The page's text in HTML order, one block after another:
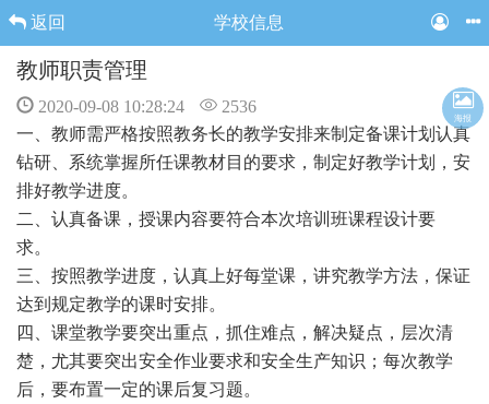
返回 学校信息
教师职责管理
2020-09-08 10:28:24
2536
一、教师需严格按照教务长的教学安排来制定备课计划认真
钻研、系统掌握所任课教材目的要求，制定好教学计划，安
排好教学进度。
二、认真备课，授课内容要符合本次培训班课程设计要
求。
三、按照教学进度，认真上好每堂课，讲究教学方法，保证
达到规定教学的课时安排。
四、课堂教学要突出重点，抓住难点，解决疑点，层次清
楚，尤其要突出安全作业要求和安全生产知识；每次教学
后，要布置一定的课后复习题。
海报